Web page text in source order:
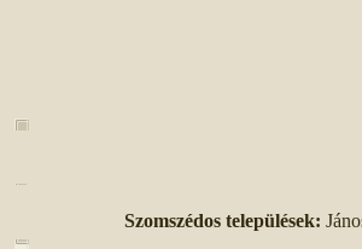
Szomszédos települések: